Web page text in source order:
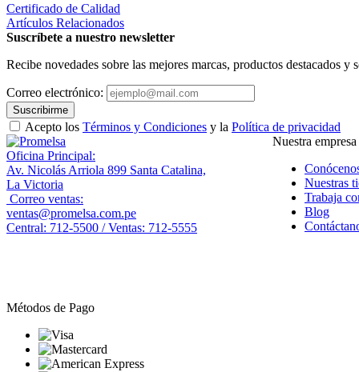
Certificado de Calidad
Artículos Relacionados
Suscríbete a nuestro newsletter
Recibe novedades sobre las mejores marcas, productos destacados y
Correo electrónico:
Suscribirme
Acepto los Términos y Condiciones y la Política de privacidad
Oficina Principal:
Av. Nicolás Arriola 899 Santa Catalina,
La Victoria
Correo ventas:
ventas@promelsa.com.pe
Central: 712-5500 / Ventas: 712-5555
Nuestra empresa
Nuestras
Trabaja
Blog
Métodos de Pago